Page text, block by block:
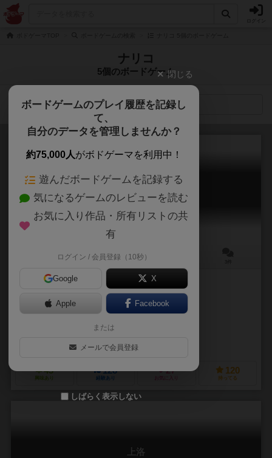
ナリコ
5個のボードゲーム
検索メニュー
チネチッタ1937
Cinecitta1937
20～30分
作品説明文の編集者を募集中
月並 いおり（Tsukinami Iori）
吉々庵（kichikichian）
43
興味あり
128
経験あり
27 120
持ってる
上洛
閉じる
ボードゲームのプレイ履歴を記録し
て、
自分のデータを管理しませんか？
約75,000人がボドゲーマを利用中！
遊んだボードゲームを記録する
気になるゲームのレビューを読む
お気に入り作品・所有リストの共
有
ログイン / 会員登録（10秒）
Google X
Apple Facebook
または
メールで会員登録
しばらく表示しない